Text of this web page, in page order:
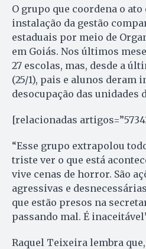
O grupo que coordena o
instalação da gestão
estaduais por meio de
em Goiás. Nos últimos
27 escolas, mas, desde a
(25/1), pais e alunos deram
desocupação das unidades
[relacionadas
“Esse grupo extrapolou
triste ver o que está
vive cenas de horror. São
agressivas e
que estão presos na
passando mal. É
Raquel Teixeira lembra